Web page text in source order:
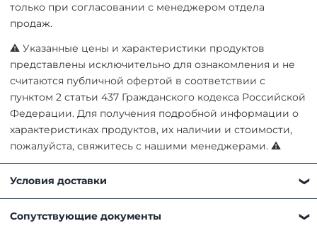
только при согласовании с менеджером отдела
продаж.
⚠ Указанные цены и характеристики продуктов
представлены исключительно для ознакомления и не
считаются публичной офертой в соответствии с
пунктом 2 статьи 437 Гражданского кодекса Российской
Федерации. Для получения подробной информации о
характеристиках продуктов, их наличии и стоимости,
пожалуйста, свяжитесь с нашими менеджерами. ⚠
Условия доставки
способом:
Сопутствующие документы